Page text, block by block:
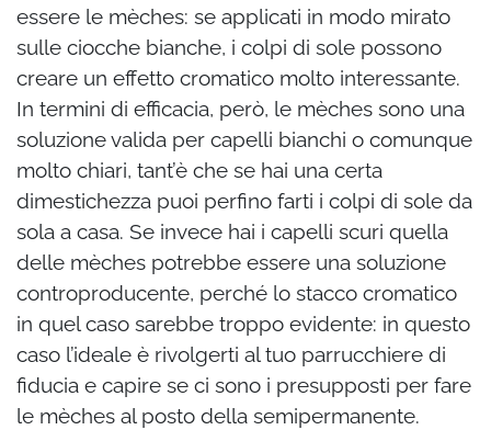
essere le mèches: se applicati in modo mirato
sulle ciocche bianche, i colpi di sole possono
creare un effetto cromatico molto interessante.
In termini di efficacia, però, le mèches sono una
soluzione valida per capelli bianchi o comunque
molto chiari, tant’è che se hai una certa
dimestichezza puoi perfino farti i colpi di sole da
sola a casa. Se invece hai i capelli scuri quella
delle mèches potrebbe essere una soluzione
controproducente, perché lo stacco cromatico
in quel caso sarebbe troppo evidente: in questo
caso l’ideale è rivolgerti al tuo parrucchiere di
fiducia e capire se ci sono i presupposti per fare
le mèches al posto della semipermanente.